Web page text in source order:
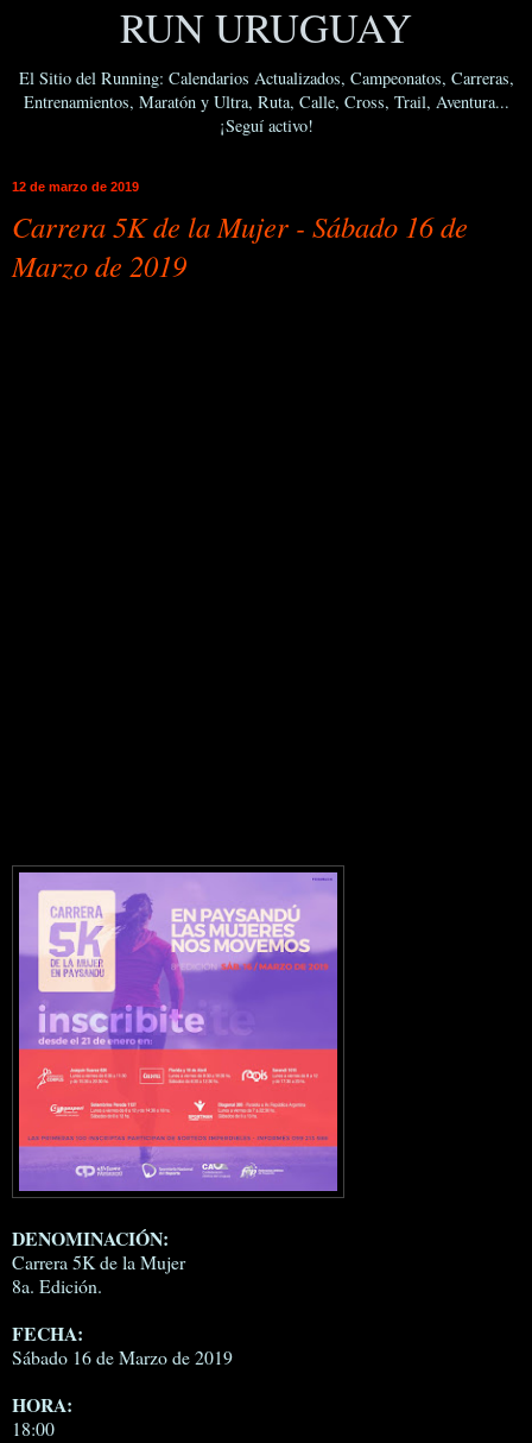
RUN URUGUAY
El Sitio del Running: Calendarios Actualizados, Campeonatos, Carreras,
Entrenamientos, Maratón y Ultra, Ruta, Calle, Cross, Trail, Aventura...
¡Seguí activo!
12 de marzo de 2019
Carrera 5K de la Mujer - Sábado 16 de
Marzo de 2019
DENOMINACIÓN:
Carrera 5K de la Mujer
8a. Edición.
FECHA:
Sábado 16 de Marzo de 2019
HORA:
18:00